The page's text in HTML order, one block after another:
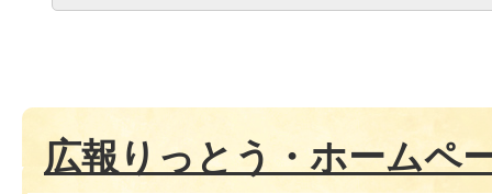
広報りっとう・ホームペ